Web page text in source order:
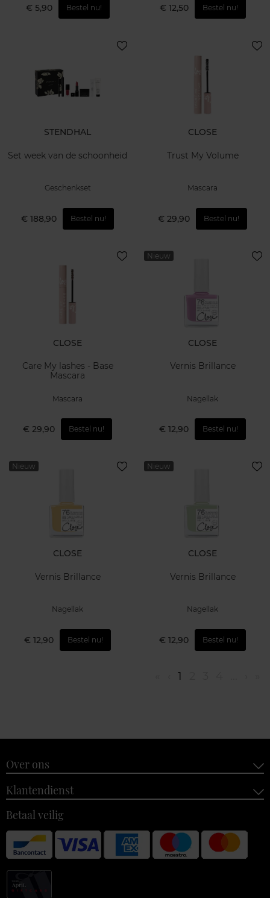
€ 5,90 Bestel nu! € 12,50 Bestel nu!
STENDHAL
Set week van de schoonheid
Geschenkset
€ 188,90 Bestel nu!
CLOSE
Trust My Volume
Mascara
€ 29,90 Bestel nu!
CLOSE
Care My lashes - Base
Mascara
Mascara
€ 29,90 Bestel nu!
Nieuw
CLOSE
Vernis Brillance
Nagellak
€ 12,90 Bestel nu!
Nieuw
CLOSE
Vernis Brillance
Nagellak
€ 12,90 Bestel nu!
Nieuw
CLOSE
Vernis Brillance
Nagellak
€ 12,90 Bestel nu!
1
Over ons
Klantendienst
Betaal veilig